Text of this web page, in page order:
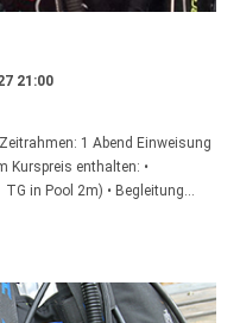
21:00
1 Abend Einweisung
Kurspreis enthalten: •
in Pool 2m) • Begleitung…